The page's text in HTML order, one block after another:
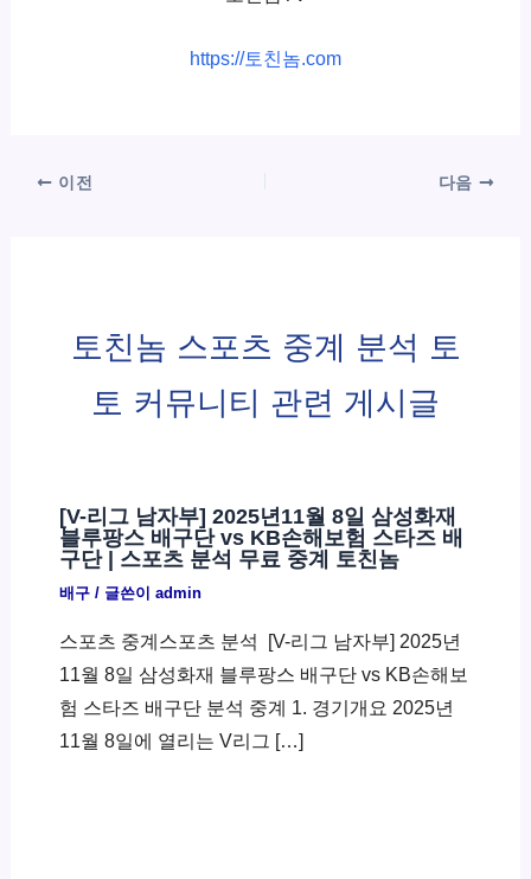
https://토친놈.com
이전 다음
토친놈 스포츠 중계 분석 토
토 커뮤니티 관련 게시글
[V-리그 남자부] 2025년11월 8일 삼성화재
블루팡스 배구단 vs KB손해보험 스타즈 배
구단 | 스포츠 분석 무료 중계 토친놈
배구/ 글쓴이 admin
스포츠 중계스포츠 분석 ​ [V-리그 남자부] 2025년
11월 8일 삼성화재 블루팡스 배구단 vs KB손해보
험 스타즈 배구단 분석 중계 1. 경기개요 2025년
11월 8일에 열리는 V리그 […]